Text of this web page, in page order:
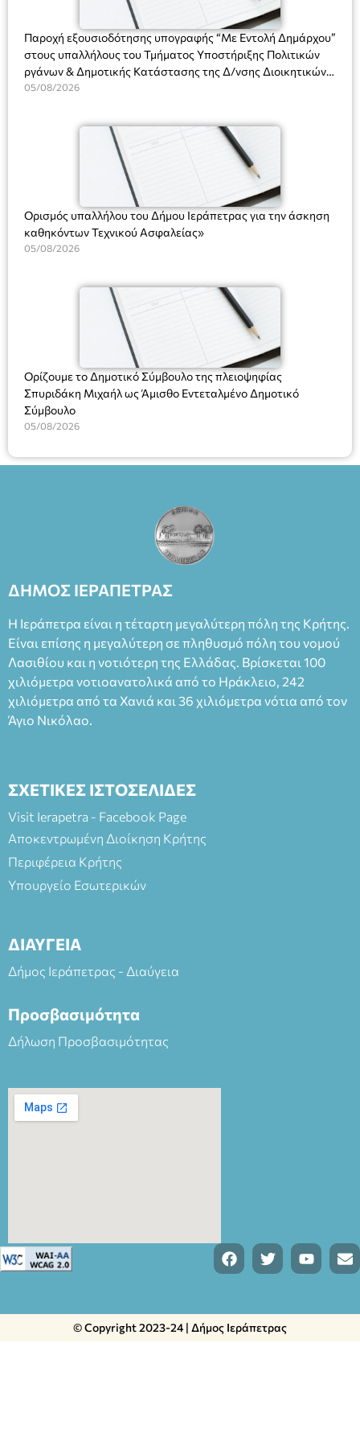
Παροχή εξουσιοδότησης υπογραφής “Με Εντολή Δημάρχου”
στους υπαλλήλους του Τμήματος Υποστήριξης Πολιτικών
ργάνων & Δημοτικής Κατάστασης της Δ/νσης Διοικητικών
Υπηρεσιών για αποφάσεις, πιστοποιητικά, πράξεις και
(Ν. 5314/2026).»
05/08/2026
Ορισμός υπαλλήλου του Δήμου Ιεράπετρας για την άσκηση
καθηκόντων Τεχνικού Ασφαλείας»
05/08/2026
Ορίζουμε το Δημοτικό Σύμβουλο της πλειοψηφίας
Σπυριδάκη Μιχαήλ ως Άμισθο Εντεταλμένο Δημοτικό
Σύμβουλο
05/08/2026
ΔΗΜΟΣ ΙΕΡΑΠΕΤΡΑΣ
Η Ιεράπετρα είναι η τέταρτη μεγαλύτερη πόλη της Κρήτης.
Είναι επίσης η μεγαλύτερη σε πληθυσμό πόλη του νομού
Λασιθίου και η νοτιότερη της Ελλάδας. Βρίσκεται 100
χιλιόμετρα νοτιοανατολικά από το Ηράκλειο, 242
χιλιόμετρα από τα Χανιά και 36 χιλιόμετρα νότια από τον
Άγιο Νικόλαο.
ΣΧΕΤΙΚΕΣ ΙΣΤΟΣΕΛΙΔΕΣ
Visit Ierapetra - Facebook Page
Αποκεντρωμένη Διοίκηση Κρήτης
Περιφέρεια Κρήτης
Υπουργείο Εσωτερικών
ΔΙΑΥΓΕΙΑ
Δήμος Ιεράπετρας - Διαύγεια
Προσβασιμότητα
Δήλωση Προσβασιμότητας
© Copyright 2023-24 | Δήμος Ιεράπετρας